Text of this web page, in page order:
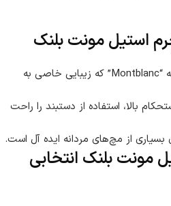
استیل مونت بلنک
با رنگ ثابت و نوشته “Montblanc” که زیبایی خاصی به
بالا، استفاده از دستبند را راحت
مونت بلنک انتخابی